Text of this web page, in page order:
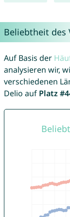
Beliebtheit des
Auf Basis der
analysieren wir,
verschiedenen
Delio auf Platz